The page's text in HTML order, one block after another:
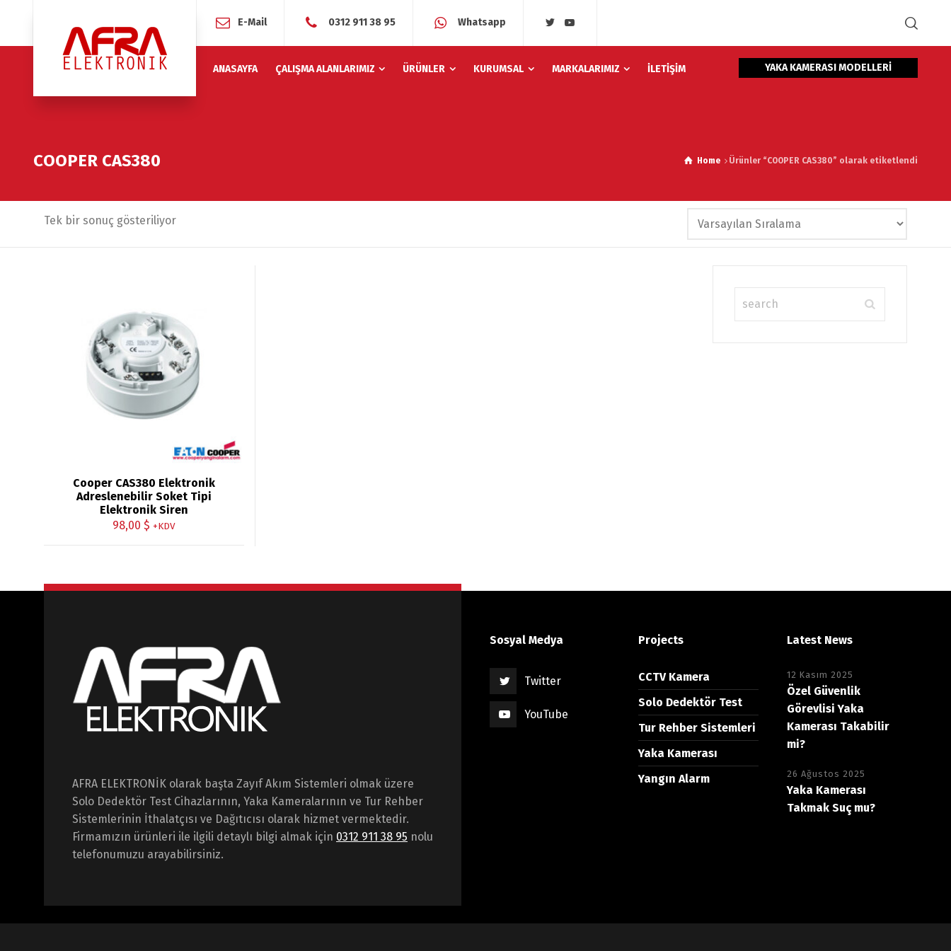
E-Mail 0312 911 38 95 Whatsapp
ANASAYFA ÇALIŞMA ALANLARIMIZ ÜRÜNLER KURUMSAL MARKALARIMIZ İLETİŞİM YAKA KAMERASI MODELLERİ
COOPER CAS380 Home Ürünler “COOPER CAS380” olarak etiketlendi
Tek bir sonuç gösteriliyor
Cooper CAS380 Elektronik
Adreslenebilir Soket Tipi
Elektronik Siren
98,00$ +KDV
AFRA ELEKTRONİK olarak başta Zayıf Akım Sistemleri olmak üzere
Solo Dedektör Test Cihazlarının, Yaka Kameralarının ve Tur Rehber
Sistemlerinin İthalatçısı ve Dağıtıcısı olarak hizmet vermektedir.
Firmamızın ürünleri ile ilgili detaylı bilgi almak için 0312 911 38 95 nolu
telefonumuzu arayabilirsiniz.
Sosyal Medya
Twitter
YouTube
Projects
CCTV Kamera
Solo Dedektör Test
Tur Rehber Sistemleri
Yaka Kamerası
Yangın Alarm
Latest News
12 Kasım 2025
Özel Güvenlik
Görevlisi Yaka
Kamerası Takabilir
mi?
26 Ağustos 2025
Yaka Kamerası
Takmak Suç mu?